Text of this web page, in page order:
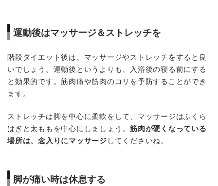
運動後はマッサージ＆ストレッチを
階段ダイエット後は、マッサージやストレッチをすると良
いでしょう。運動後というよりも、入浴後の寝る前にする
と効果的です。筋肉痛や筋肉のコリを予防することができ
ます。
ストレッチは脚を中心に柔軟をして、マッサージはふくら
はぎと太ももを中心にしましょう。筋肉が硬くなっている
場所は、念入りにマッサージ してくださいね。
脚が痛い時は休息する